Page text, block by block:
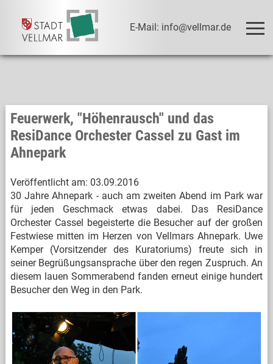
E-Mail: info@vellmar.de
Feuerwerk, "Höhenrausch" und das
ResiDance Orchester Cassel zu Gast im
Ahnepark
Veröffentlicht am: 03.09.2016
30 Jahre Ahnepark - auch am zweiten Abend im Park war
für jeden Geschmack etwas dabei. Das ResiDance
Orchester Cassel begeisterte die Besucher auf der großen
Festwiese mitten im Herzen von Vellmars Ahnepark. Uwe
Kemper (Vorsitzender des Kuratoriums) freute sich in
seiner Begrüßungsansprache über den regen Zuspruch. An
diesem lauen Sommerabend fanden erneut einige hundert
Besucher den Weg in den Park.